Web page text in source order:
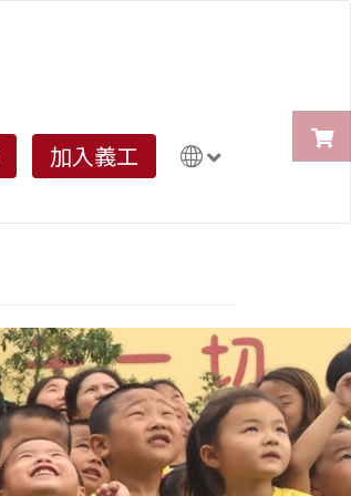
加入義工